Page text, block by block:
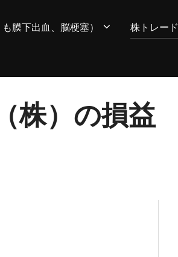
膜下出血、脳梗塞） 株トレード
株）の損益